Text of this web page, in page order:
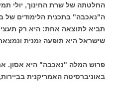
החלטתה של שרת החינוך, יולי
ה"נאכבה" בתכנית הלימודים של
תביא לתוצאה אחת: היא רק
שישראל היא תופעה זמנית
פרוש המלה "נאכבה" היא אסון.
באוניברסיטה האמריקנית